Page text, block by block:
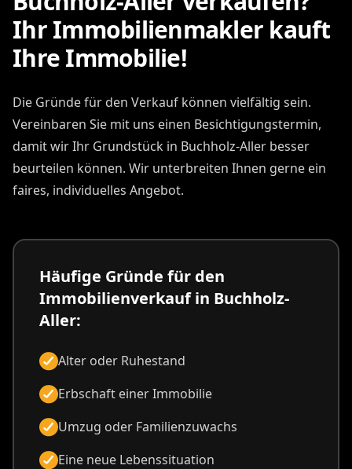
Ihr Immobilienmakler kauft
Ihre Immobilie!
Die Gründe für den Verkauf können vielfältig sein.
Vereinbaren Sie mit uns einen Besichtigungstermin,
damit wir Ihr Grundstück in Buchholz-Aller besser
beurteilen können. Wir unterbreiten Ihnen gerne ein
faires, individuelles Angebot.
Häufige Gründe für den
Immobilienverkauf in Buchholz-
Aller:
Alter oder Ruhestand
Erbschaft einer Immobilie
Umzug oder Familienzuwachs
Eine neue Lebenssituation